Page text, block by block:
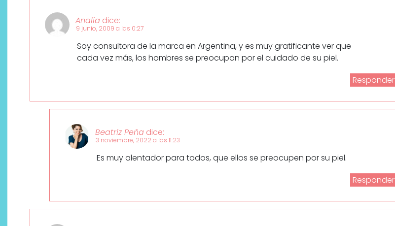
Analia dice:
9 junio, 2009 a las 0:27
Soy consultora de la marca en Argentina, y es muy gratificante ver que
cada vez más, los hombres se preocupan por el cuidado de su piel.
Responder
Beatriz Peña dice:
3 noviembre, 2022 a las 11:23
Es muy alentador para todos, que ellos se preocupen por su piel.
Responder